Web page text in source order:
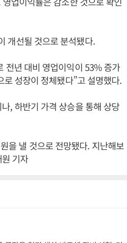
개선될 것으로 분석됐다.
전년 대비 영업이익이 53% 증가
성장이 정체됐다”고 설명했다.
, 하반기 가격 상승을 통해 상당
을 낼 것으로 전망됐다. 지난해보
기자